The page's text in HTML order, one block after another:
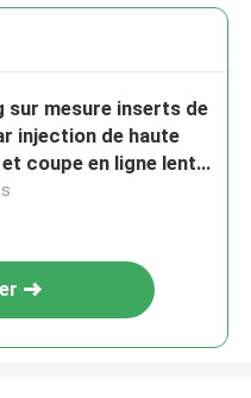
sur mesure inserts de
injection de haute
coupe en ligne lente
de moulage par